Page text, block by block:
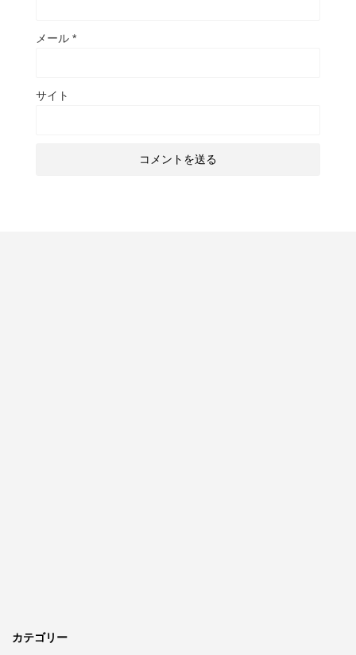
メール *
サイト
カテゴリー